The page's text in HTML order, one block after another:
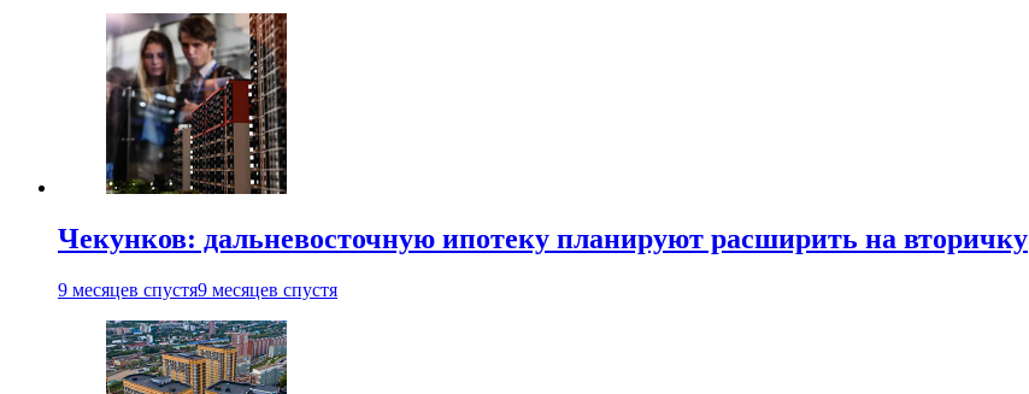
Чекунков: дальневосточную ипотеку планируют расширить на вторичку
9 месяцев спустя9 месяцев спустя